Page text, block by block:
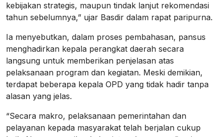
kebijakan strategis, maupun tindak lanjut rekomendasi
tahun sebelumnya,” ujar Basdir dalam rapat paripurna.
Ia menyebutkan, dalam proses pembahasan, pansus
menghadirkan kepala perangkat daerah secara
langsung untuk memberikan penjelasan atas
pelaksanaan program dan kegiatan. Meski demikian,
terdapat beberapa kepala OPD yang tidak hadir tanpa
alasan yang jelas.
“Secara makro, pelaksanaan pemerintahan dan
pelayanan kepada masyarakat telah berjalan cukup